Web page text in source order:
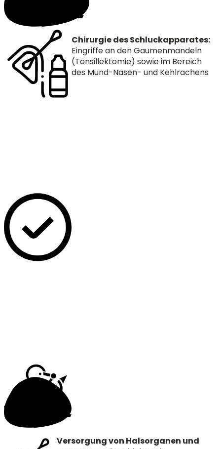
Chirurgie des Schluckapparates:
Eingriffe an den Gaumenmandeln
(Tonsillektomie) sowie im Bereich
des Mund-Nasen- und Kehlrachens
Versorgung von Halsorganen und